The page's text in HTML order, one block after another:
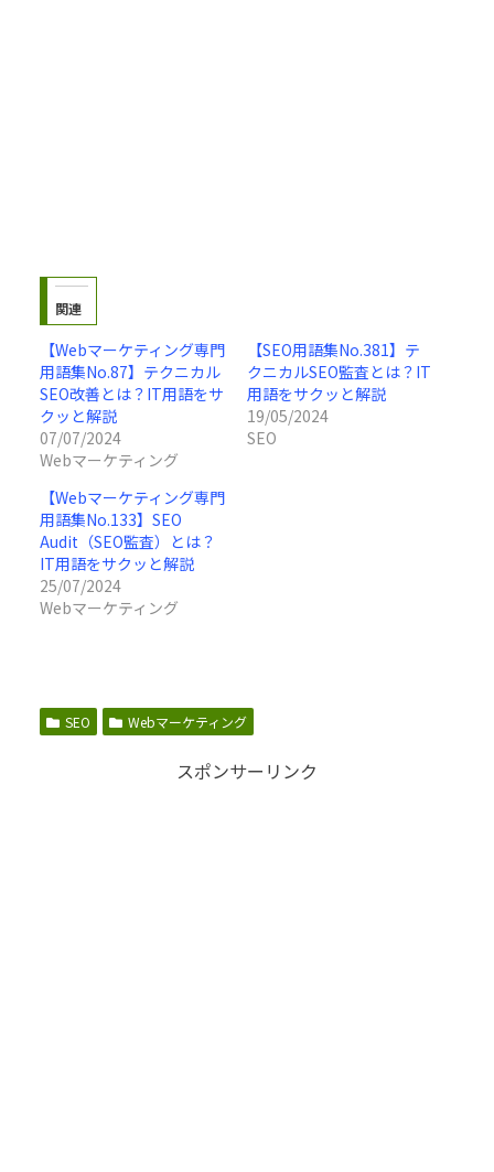
関連
【Webマーケティング専門
用語集No.87】テクニカル
SEO改善とは？IT用語をサ
クッと解説
07/07/2024
Webマーケティング
【SEO用語集No.381】テ
クニカルSEO監査とは？IT
用語をサクッと解説
19/05/2024
SEO
【Webマーケティング専門
用語集No.133】SEO
Audit（SEO監査）とは？
IT用語をサクッと解説
25/07/2024
Webマーケティング
SEO Webマーケティング
スポンサーリンク